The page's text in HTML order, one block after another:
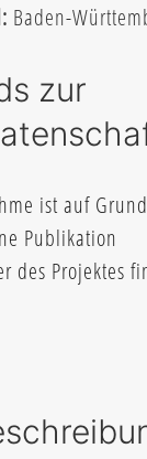
Baden-
zur
ist auf
Publikation
des Projektes